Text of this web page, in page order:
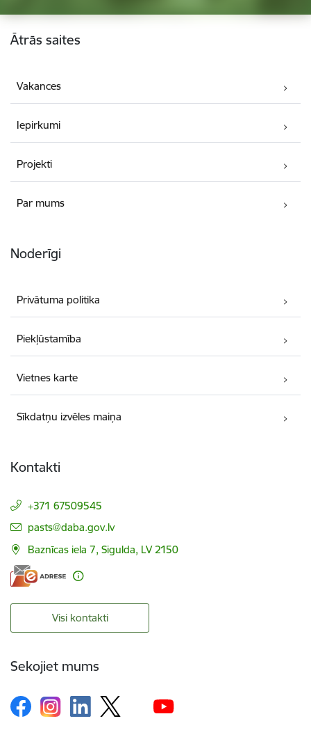
Kājene
Ātrās saites
Vakances
Iepirkumi
Projekti
Par mums
Noderīgi
Privātuma politika
Piekļūstamība
Vietnes karte
Sīkdatņu izvēles maiņa
Kontakti
+371 67509545
E-pasts:
pasts@daba.gov.lv
Baznīcas iela 7, Sigulda, LV 2150
Visi kontakti
Sekojiet mums